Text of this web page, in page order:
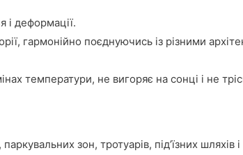
і деформації.
гармонійно поєднуючись із різними
температури, не вигоряє на сонці і не
зон, тротуарів, під’їзних шляхів і